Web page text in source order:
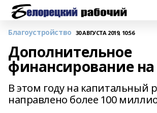
Благоустройство 30 АВГУСТА 2019, 10:56
Дополнительное
финансирование
В этом году на капитальный
направлено более 100